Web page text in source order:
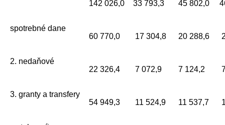
142 026,0
33 793,3 45 802,0
spotrebné dane
60 770,0
17 304,8 20 288,6
2. nedaňové
22 326,4
7 072,9 7 124,2
3. granty a transfery
54 949,3
11 524,9 11 537,7